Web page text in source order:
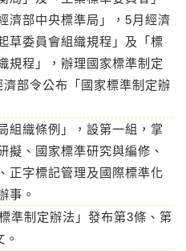
濟部中央標準局」，5月經濟
草委員會組織規程」及「標
規程」，辦理國家標準制定
部令公布「國家標準制定辦
組織條例」，設第一組，掌
擬、國家標準研究與編修、
正字標記管理及國際標準化
事。
準制定辦法」發布第3條、第